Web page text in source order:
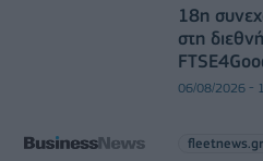
18η
στη
06/08/2026 -
fleetnews.gr